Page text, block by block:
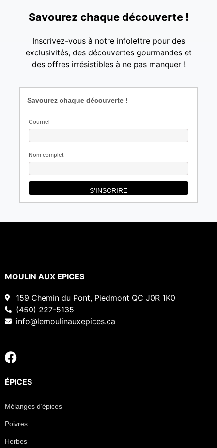
Savourez chaque découverte !
Inscrivez-vous à notre infolettre pour des
exclusivités, des découvertes gourmandes et
des offres irrésistibles à ne pas manquer !
Savourez chaque découverte !
Courriel
Nom complet
MOULIN AUX EPICES
159 Chemin du Pont, Piedmont QC J0R 1K0
(450) 227-5135
info@lemoulinauxepices.ca
ÉPICES
Mélanges d’épices
Poivres
Herbes